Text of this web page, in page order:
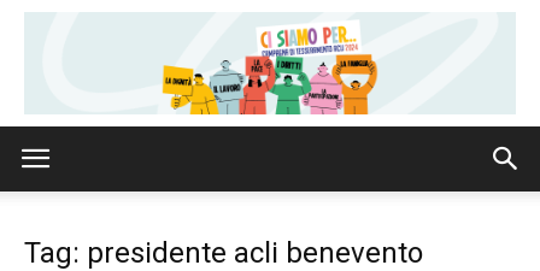
Tag: presidente acli benevento